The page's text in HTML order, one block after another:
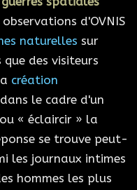
d'OVNIS
naturelles sur
des visiteurs
création
dans le cadre d'un
« éclaircir » la
se trouve peut-
les journaux intimes
hommes les plus